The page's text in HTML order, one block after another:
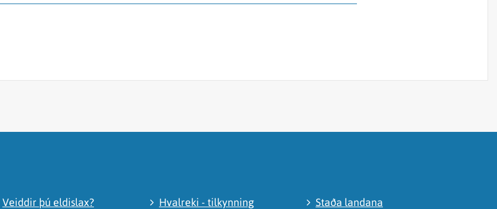
Veiddir þú eldislax?
Hvalreki - tilkynning
Staða landana